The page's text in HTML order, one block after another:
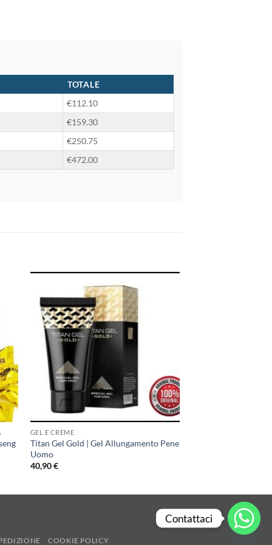
TOTALE
€112.10
€159.30
€250.75
€472.00
GEL E CREME
Titan Gel Gold | Gel Allungamento Pene
Uomo
40,90€
COOKIE POLICY
Contattaci